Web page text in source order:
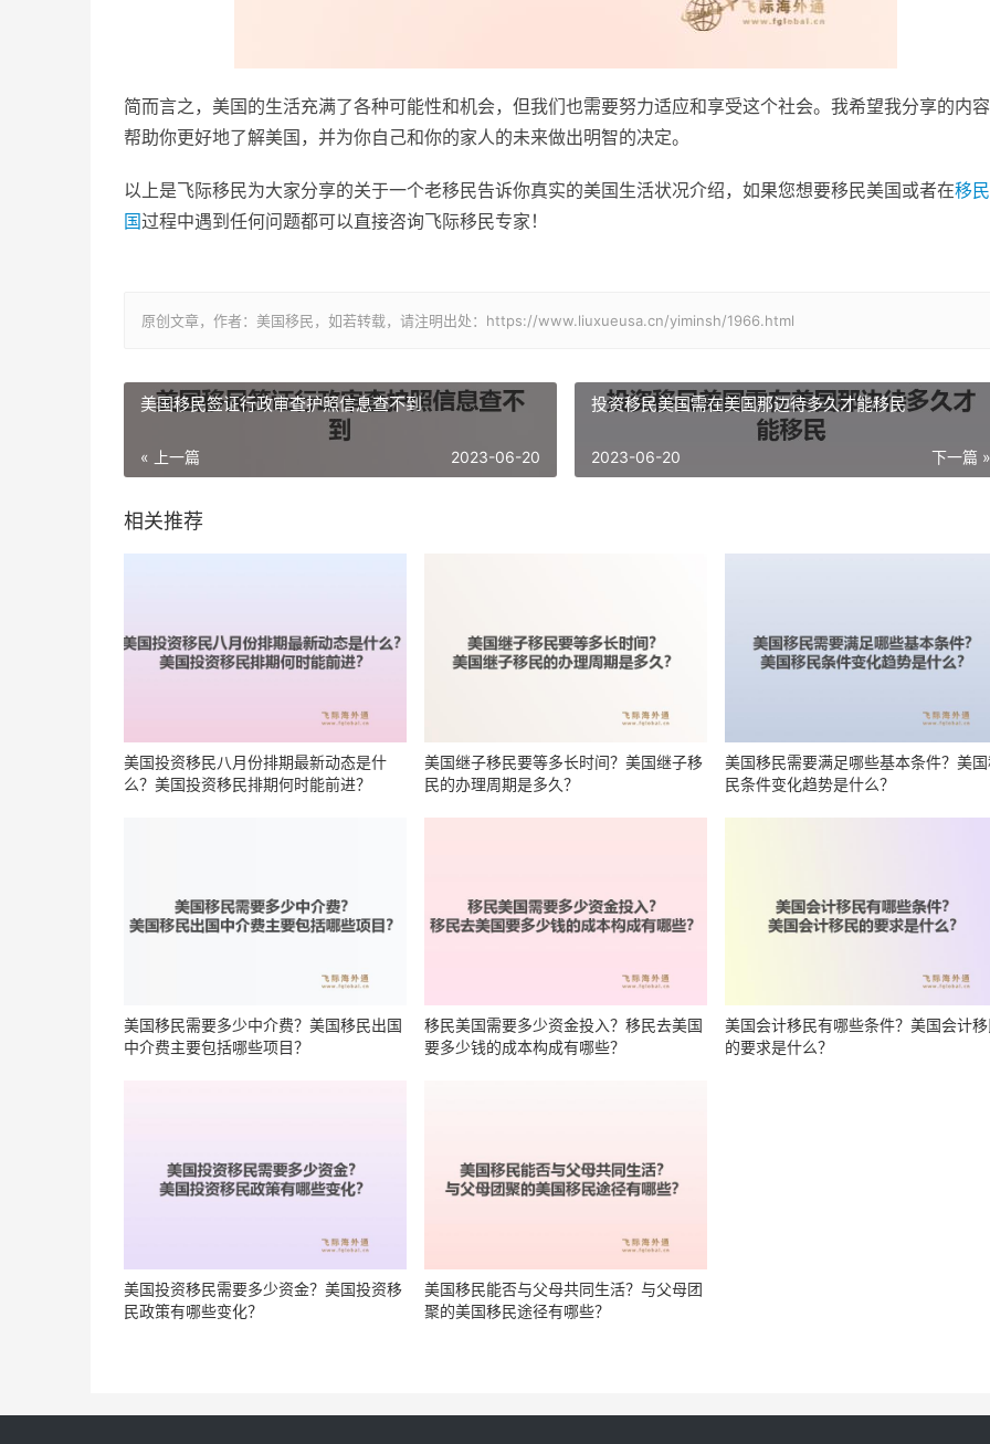
简而言之，美国的生活充满了各种可能性和机会，但我们也需要努力适应和享受这个社会。我希望我分享的内
帮助你更好地了解美国，并为你自己和你的家人的未来做出明智的决定。
以上是飞际移民为大家分享的关于一个老移民告诉你真实的美国生活状况介绍，如果您想要移民美国或者在移
国过程中遇到任何问题都可以直接咨询飞际移民专家！
原创文章，作者：美国移民，如若转载，请注明出处：https://www.liuxueusa.cn/yiminsh/1966.html
美国移民签证行政审查护照信息查不到
« 上一篇 2023-06-20
投资移民美国需在美国那边待多久才能移民
下一篇 »
2023-06-20
相关推荐
美国投资移民八月份排期最新动态是什
么？美国投资移民排期何时能前进？
美国继子移民要等多长时间？美国继子移
民的办理周期是多久？
美国移民需要满足哪些基本条件？美
民条件变化趋势是什么？
美国移民需要多少中介费？美国移民出国
中介费主要包括哪些项目？
移民美国需要多少资金投入？移民去美国
要多少钱的成本构成有哪些？
美国会计移民有哪些条件？美国会计
的要求是什么？
美国投资移民需要多少资金？美国投资移
民政策有哪些变化？
美国移民能否与父母共同生活？与父母团
聚的美国移民途径有哪些？